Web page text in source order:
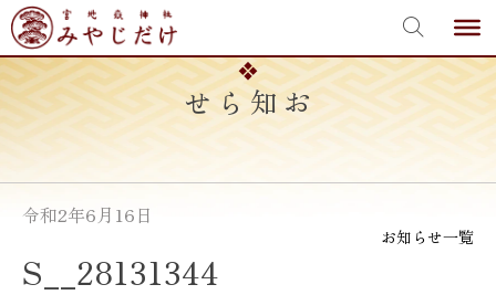
Skip
to
content
お知らせ
令和2年6月16日
お知らせ一覧
S__28131344